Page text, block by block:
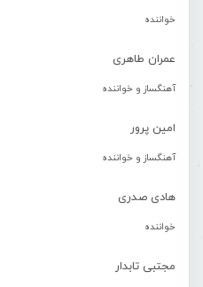
خواننده
عمران طاهری
آهنگساز و خواننده
امین پرور
آهنگساز و خواننده
هادی صدری
خواننده
مجتبی تابدار